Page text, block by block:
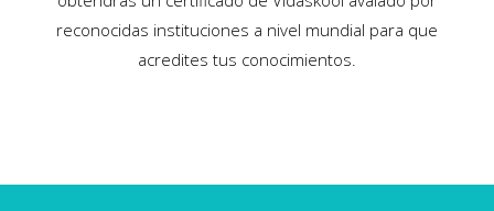
reconocidas instituciones a nivel mundial para que
acredites tus conocimientos.